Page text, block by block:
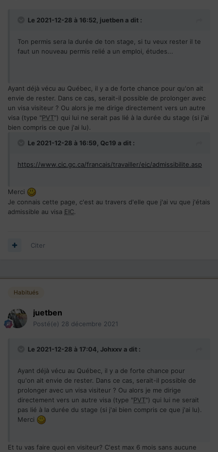
Le 2021-12-28 à 16:52, juetben a dit :
Ton permis sera la durée de ton stage, si tu veux rester il te
faut un nouveau permis relié a un emploi, études...
Ayant déjà vécu au Québec, il y a de forte chance pour qu'on ait
envie de rester. Dans ce cas, serait-il possible de prolonger avec
un visa visiteur ? Ou alors je me dirige directement vers un autre
visa (type "PVT") qui lui ne serait pas lié à la durée du stage (si j'ai
bien compris ce que j'ai lu).
Le 2021-12-28 à 16:59, Qc19 a dit :
https://www.cic.gc.ca/francais/travailler/eic/admissibilite.asp
Merci
Je connais cette page, c'est au travers d'elle que j'ai vu que j'étais
admissible au visa EIC.
Citer
Habitués
juetben
Posté(e) 28 décembre 2021
Le 2021-12-28 à 17:04, Johxxv a dit :
Ayant déjà vécu au Québec, il y a de forte chance pour
qu'on ait envie de rester. Dans ce cas, serait-il possible de
prolonger avec un visa visiteur ? Ou alors je me dirige
directement vers un autre visa (type "PVT") qui lui ne serait
pas lié à la durée du stage (si j'ai bien compris ce que j'ai lu).
Merci
Et tu vas faire quoi en visiteur? C'est max 6 mois sans aucune